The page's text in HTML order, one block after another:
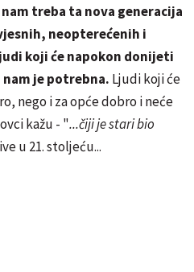
treba ta nova generacija
neopterećenih i
koji će napokon donijeti
je potrebna. Ljudi koji će
nego i za opće dobro i neće
kažu - "...čiji je stari bio
u 21. stoljeću...